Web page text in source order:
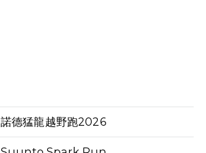
諾德猛龍越野跑2026